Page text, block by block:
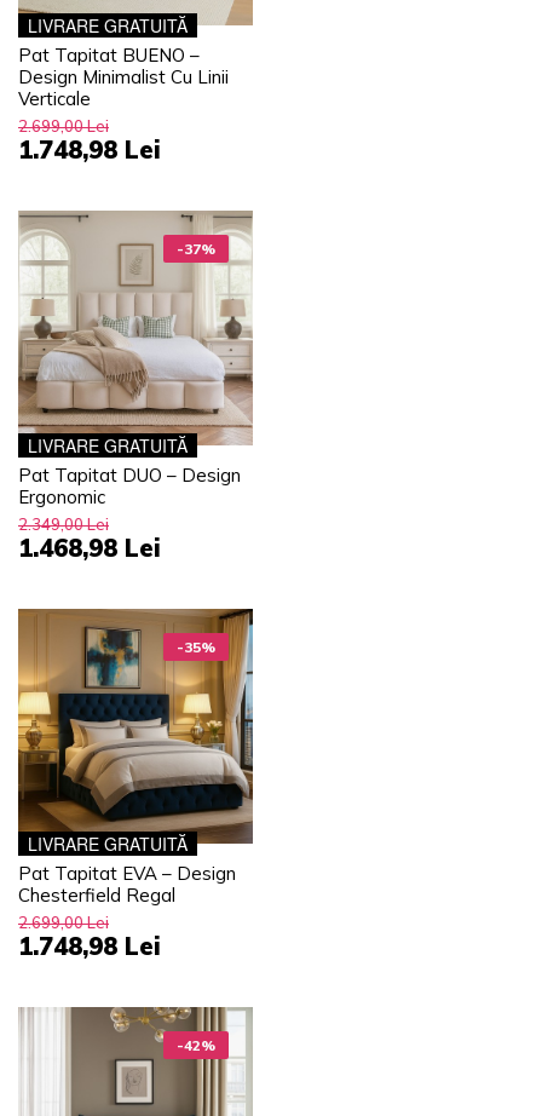
Pat Tapitat BUENO –
Design Minimalist Cu Linii
Verticale
1.748,98 Lei
2.699,00 Lei
LIVRARE GRATUITĂ
-37%
Pat Tapitat DUO – Design
Ergonomic
1.468,98 Lei
2.349,00 Lei
LIVRARE GRATUITĂ
-35%
Pat Tapitat EVA – Design
Chesterfield Regal
1.748,98 Lei
2.699,00 Lei
LIVRARE GRATUITĂ
-42%